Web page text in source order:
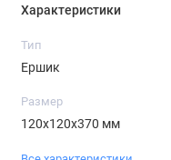
Характеристики
Тип
Ершик
Размер
120х120х370 мм